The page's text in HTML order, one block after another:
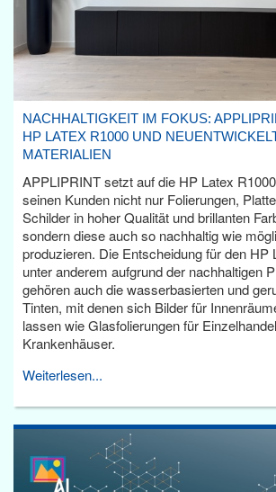
NACHHALTIGKEIT IM FOKUS:
HP LATEX R1000 UND
MATERIALIEN
APPLIPRINT setzt auf die HP Latex
seinen Kunden nicht nur Folierungen,
Schilder in hoher Qualität und brillanten
sondern diese auch so nachhaltig wie
produzieren. Die Entscheidung für den HP
unter anderem aufgrund der nachhaltigen
gehören auch die wasserbasierten und
Tinten, mit denen sich Bilder für
lassen wie Glasfolierungen für
Krankenhäuser.
Weiterlesen...